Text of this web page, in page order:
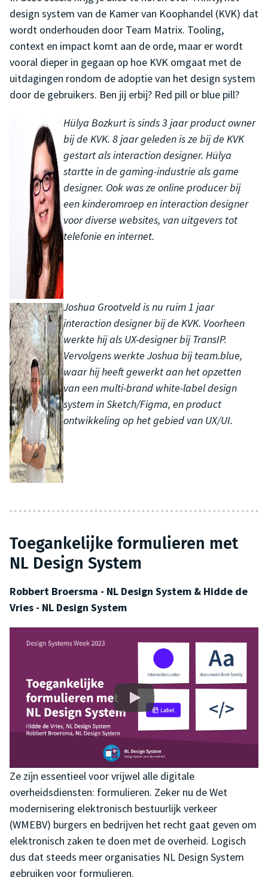
design system van de Kamer van Koophandel (KVK) dat
wordt onderhouden door Team Matrix. Tooling,
context en impact komt aan de orde, maar er wordt
vooral dieper in gegaan op hoe KVK omgaat met de
uitdagingen rondom de adoptie van het design system
door de gebruikers. Ben jij erbij? Red pill or blue pill?
Hülya Bozkurt is sinds 3 jaar product owner
bij de KVK. 8 jaar geleden is ze bij de KVK
gestart als interaction designer. Hülya
startte in de gaming-industrie als game
designer. Ook was ze online producer bij
een kinderomroep en interaction designer
voor diverse websites, van uitgevers tot
telefonie en internet.
Joshua Grootveld is nu ruim 1 jaar
interaction designer bij de KVK. Voorheen
werkte hij als UX-designer bij TransIP.
Vervolgens werkte Joshua bij team.blue,
waar hij heeft gewerkt aan het opzetten
van een multi-brand white-label design
system in Sketch/Figma, en product
ontwikkeling op het gebied van UX/UI.
Toegan­kelijke formulieren met
NL Design System
Robbert Broersma - NL Design System & Hidde de
Vries - NL Design System
Ze zijn essentieel voor vrijwel alle digitale
overheidsdiensten: formulieren. Zeker nu de Wet
modernisering elektronisch bestuurlijk verkeer
(WMEBV) burgers en bedrijven het recht gaat geven om
elektronisch zaken te doen met de overheid. Logisch
dus dat steeds meer organisaties NL Design System
gebruiken voor formulieren.